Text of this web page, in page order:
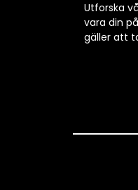
Utforska
vara din
gäller att